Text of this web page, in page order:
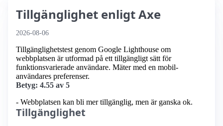
Tillgänglighet enligt Axe
2026-08-06
Tillgänglighetstest genom Google Lighthouse om
webbplatsen är utformad på ett tillgängligt sätt för
funktionsvarierade användare. Mäter med en mobil­
användares preferenser.
Betyg: 4.55 av 5
- Webbplatsen kan bli mer tillgänglig, men är ganska ok.
Tillgänglighet